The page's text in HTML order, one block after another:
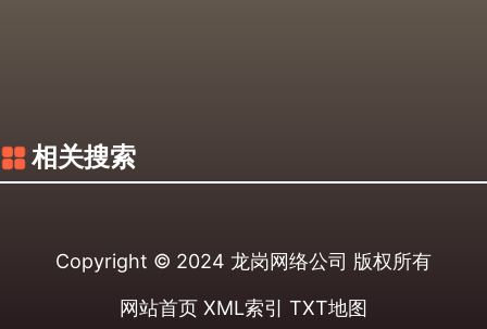
相关搜索
Copyright © 2024 龙岗网络公司 版权所有
网站首页 XML索引 TXT地图